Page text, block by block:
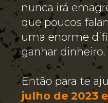
nunca irá
que poucos
uma enorme
ganhar dinheiro.
Então para te
julho de 2023